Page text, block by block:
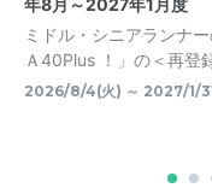
ミドル・シニアランナ
Ａ40Plus ！」の＜再登
2026/8/4(火) ～ 2027/1/